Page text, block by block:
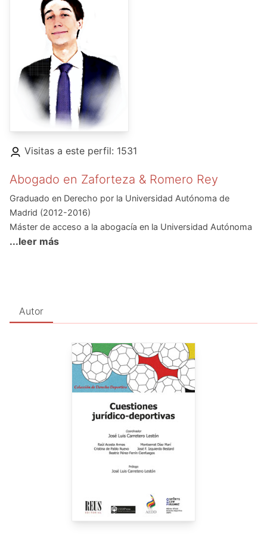
Visitas a este perfil: 1531
Abogado en Zaforteza & Romero Rey
Graduado en Derecho por la Universidad Autónoma de
Madrid (2012-2016)
Máster de acceso a la abogacía en la Universidad Autónoma
de Madrid (2016-2017)
...leer más
Autor